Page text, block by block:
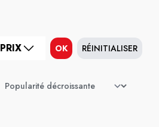
PRIX OK RÉINITIALISER